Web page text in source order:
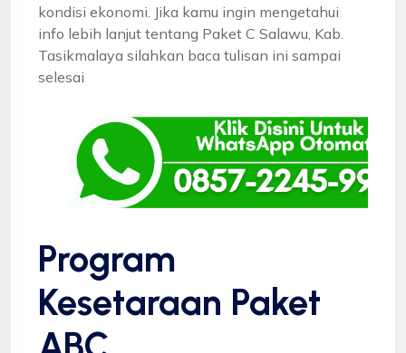
kondisi ekonomi. Jika kamu ingin mengetahui
info lebih lanjut tentang Paket C Salawu, Kab.
Tasikmalaya silahkan baca tulisan ini sampai
selesai
Program
Kesetaraan Paket